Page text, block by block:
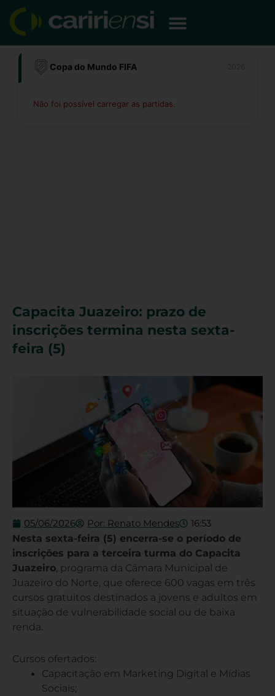
para
conteúdo
Copa do Mundo FIFA
Não foi possível carregar as partidas.
Capacita Juazeiro: prazo de
inscrições termina nesta sexta-
feira (5)
05/06/2026 Por: Renato Mendes 16:53
Nesta sexta-feira (5) encerra-se o período de
inscrições para a terceira turma do Capacita
Juazeiro, programa da Câmara Municipal de
Juazeiro do Norte, que oferece 600 vagas em três
cursos gratuitos destinados a jovens e adultos em
situação de vulnerabilidade social ou de baixa
renda.
Cursos ofertados:
Capacitação em Marketing Digital e Mídias
Sociais;